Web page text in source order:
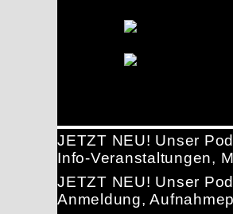
JETZT NEU! Unser
Info-Veranstaltungen,
JETZT NEU! Unser
Anmeldung,